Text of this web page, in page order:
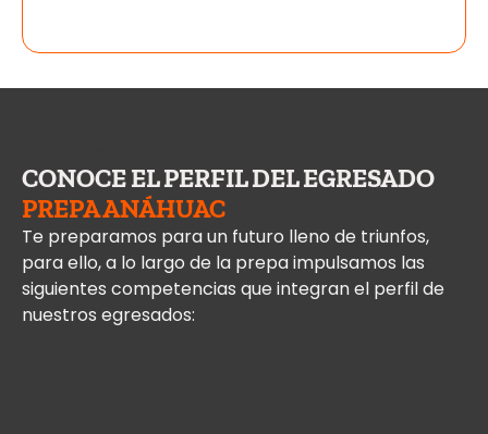
CONOCE EL PERFIL DEL EGRESADO
PREPA ANÁHUAC
Te preparamos para un futuro lleno de triunfos,
para ello, a lo largo de la prepa impulsamos las
siguientes competencias que integran el perfil de
nuestros egresados: